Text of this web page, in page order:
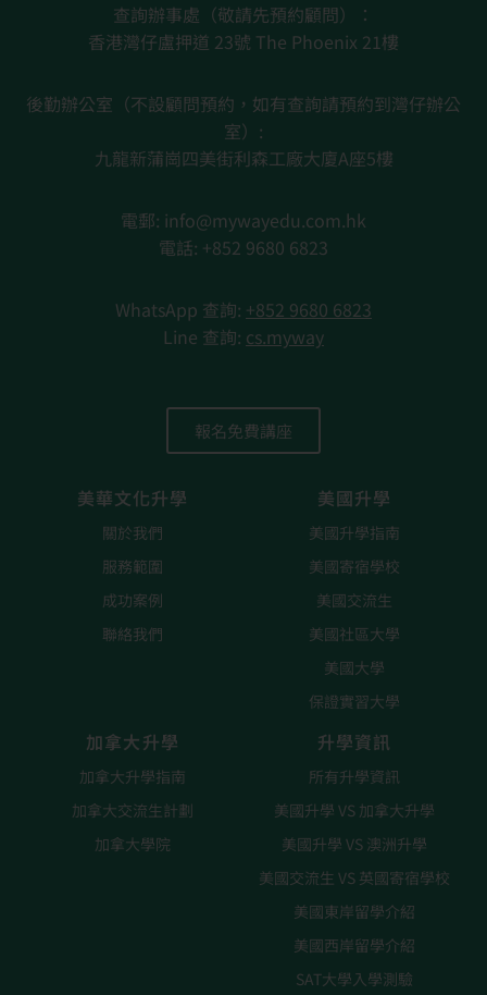
查詢辦事處（敬請先預約顧問）：
香港灣仔盧押道 23號 The Phoenix 21樓
後勤辦公室（不設顧問預約，如有查詢請預約到灣仔辦公
室）:
九龍新蒲崗四美街利森工廠大廈A座5樓
電郵: info@mywayedu.com.hk
電話: +852 9680 6823
WhatsApp 查詢: +852 9680 6823
Line 查詢: cs.myway
報名免費講座
美華文化升學
關於我們
服務範圍
成功案例
聯絡我們
美國升學
美國升學指南
美國寄宿學校
美國交流生
美國社區大學
美國大學
保證實習大學
加拿大升學
加拿大升學指南
加拿大交流生計劃
加拿大學院
升學資訊
所有升學資訊
美國升學 VS 加拿大升學
美國升學 VS 澳洲升學
美國交流生 VS 英國寄宿學校
美國東岸留學介紹
美國西岸留學介紹
SAT大學入學測驗